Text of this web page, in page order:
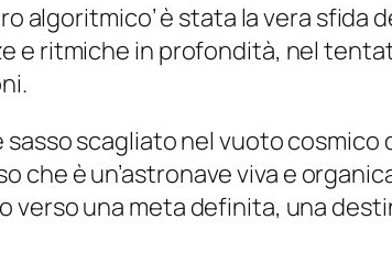
algoritmico’ è stata la vera sfida
e ritmiche in profondità, nel
scagliato nel vuoto cosmico
è un’astronave viva e
una meta definita, una